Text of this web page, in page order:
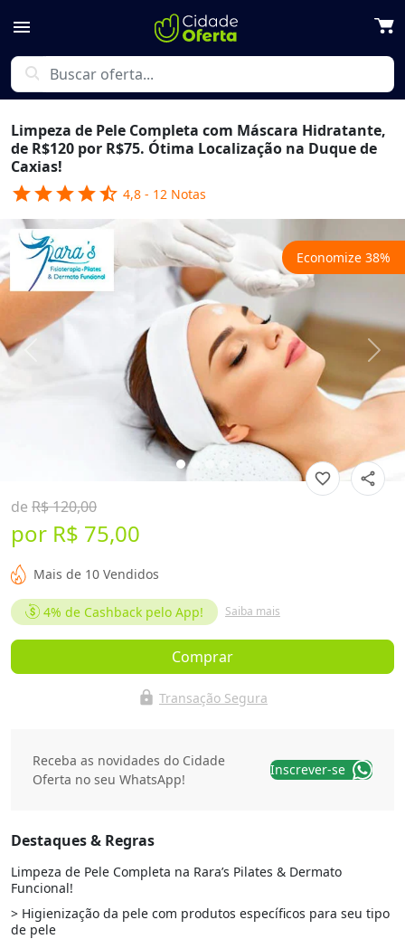
menu
search
Limpeza de Pele Completa com Máscara Hidratante,
de R$120 por R$75. Ótima Localização na Duque de
Caxias!
starstarstarstarstar_half 4,8 - 12 Notas
favorite_border share
Economize 38%
Next
de R$ 120,00
por R$ 75,00
Mais de 10 Vendidos
4% de Cashback pelo App! Saiba mais
Comprar
lock Transação Segura
Receba as novidades do Cidade
Oferta no seu WhatsApp!
Inscrever-se
Destaques & Regras
Limpeza de Pele Completa na Rara’s Pilates & Dermato
Funcional!
> Higienização da pele com produtos específicos para seu tipo
de pele